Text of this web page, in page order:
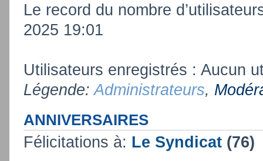
Le record du nombre
2025 19:01
Utilisateurs enregistrés : Aucun
Légende:Administrateurs,
ANNIVERSAIRES
Félicitations à: Le Syndicat (76)